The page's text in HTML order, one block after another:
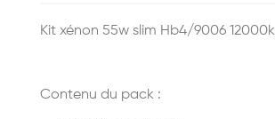
Kit xénon 55w slim Hb4/9006 12000k
Contenu du pack :